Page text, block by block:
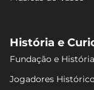
História e
Fundação e
Jogadores